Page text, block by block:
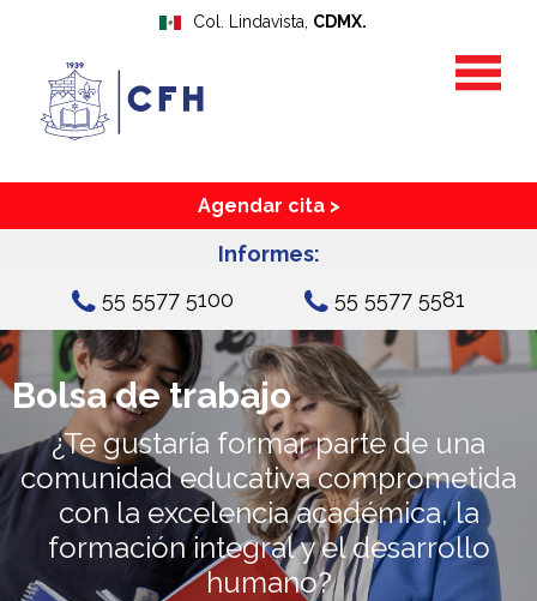
Col. Lindavista, CDMX.
Agendar cita >
Informes:
55 5577 5100
55 5577 5581
Bolsa de trabajo
¿Te gustaría formar parte de una
comunidad educativacomprometida
con la excelencia académica,la
formación integral y el desarrollo
humano?